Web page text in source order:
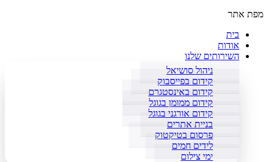
מפת אתר
בית
אודות
השירותים שלנו
ניהול סושיאל
קידום בפייסבוק
קידום באינסטגרם
קידום ממומן בגוגל
קידום אורגני בגוגל
בניית אתרים
פרסום בטיקטוק
לידים חמים
ימי צילום